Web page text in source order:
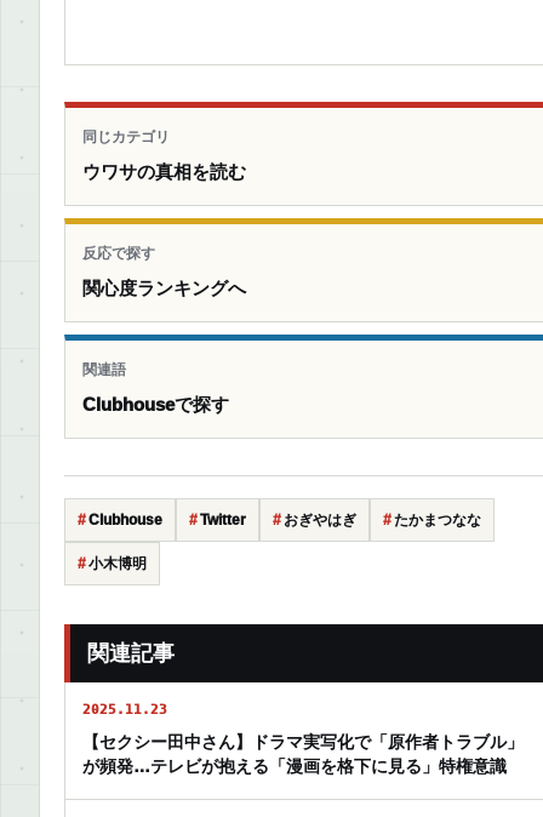
同じカテゴリ
ウワサの真相を読む
反応で探す
関心度ランキングへ
関連語
Clubhouseで探す
Clubhouse Twitter おぎやはぎ たかまつなな
小木博明
関連記事
2025.11.23
【セクシー田中さん】ドラマ実写化で「原作者トラブル」
が頻発…テレビが抱える「漫画を格下に見る」特権意識